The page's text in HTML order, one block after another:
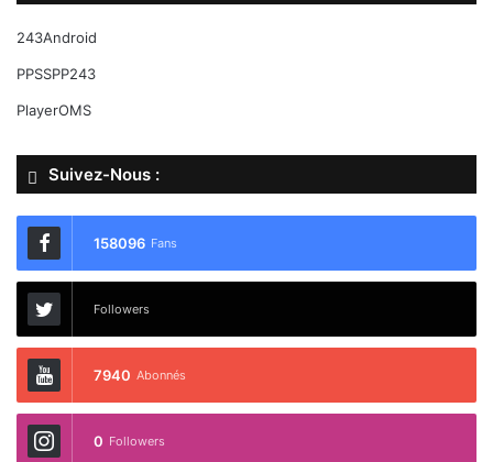
243Android
PPSSPP243
PlayerOMS
Suivez-Nous :
158096 Fans
Followers
7940 Abonnés
0 Followers